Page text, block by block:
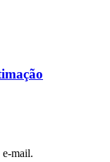
e-mail.